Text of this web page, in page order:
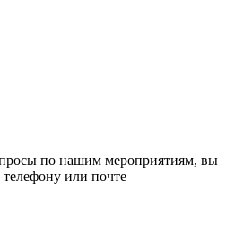
по нашим мероприятиям, вы
телефону или почте